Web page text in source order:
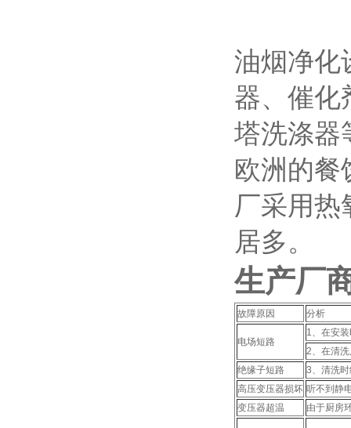
油烟净化
器、催化
塔洗涤器
欧洲的餐
厂采用热
居多。
生产厂
故障原因 分析
电场短路
1、在安
2、在清
绝缘子短路
3、清洗
高压变压器损坏 听不到静
变压器超温
由于厨房